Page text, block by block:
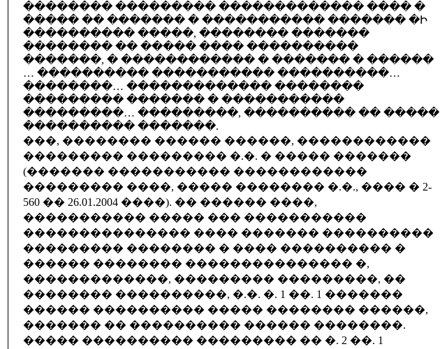
�������� ��������� ������������� ���� �
����� �� ������� � ����������� ������� �Ի
���������� �����, �������� �������
�������� �� ����� ���� ����������
�������, � ������������ � ������� � ������
… ���������� ����������� ����������…
��������… ������������� ��������
��������� ������� � �����������
���������… ���������, ���������� �� �����
���������� �������.
���, �������� ������ ������, ������������
��������� ��������� �.�. � ����� �������
(������� ����������� ������������
��������� ����, ����� �������� �.�., ���� � 2-
560 �� 26.01.2004 ����). �� ������ ����,
����������� ����� ��� �����������
��������������� ���� ������� ����������
��������� �������� � ���� ���������� �
������ �������� ��������������� �,
�������������, ��������� ���������, ��
�������� ����������, �.�. �. 1 ��. 1 �������
������ ���������� ����� �������� ������,
������� �� ���������� ������ ��������.
����� ���������� ��������� �� �. 2 ��. 1